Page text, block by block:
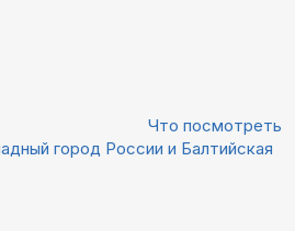
Что посмотреть
город России и Балтийская